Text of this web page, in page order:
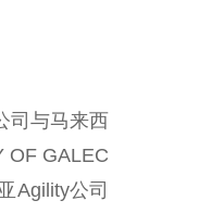
司与马来西
OF GALEC
Agility公司